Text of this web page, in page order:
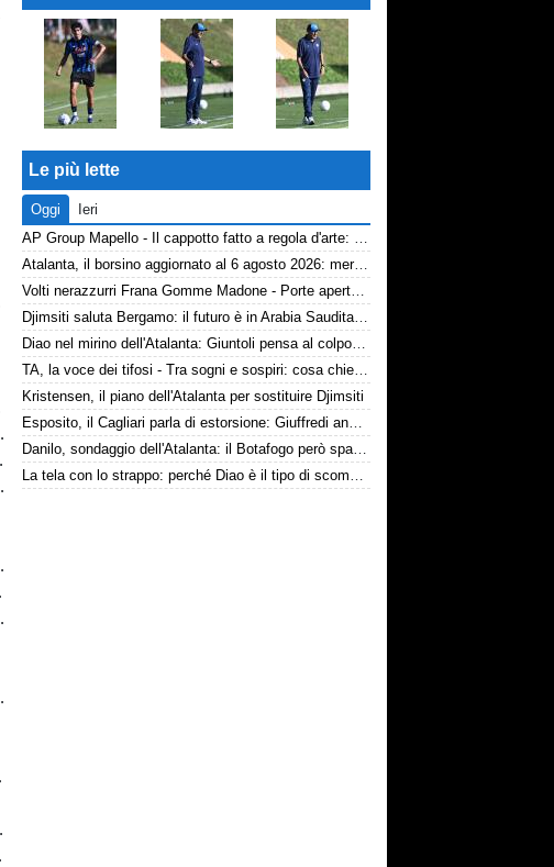
Le più lette
Oggi
Ieri
AP Group Mapello - Il cappotto fatto a regola d'arte: qualità certificata ICMQ
Atalanta, il borsino aggiornato al 6 agosto 2026: mercato in entrata ancora in stand-by. Si lavora sulle cessioni
Volti nerazzurri Frana Gomme Madone - Porte aperte alla New Balance Arena: i volti dei tifosi della Dea
Djimsiti saluta Bergamo: il futuro è in Arabia Saudita! Tre milioni e firma biennale
Diao nel mirino dell'Atalanta: Giuntoli pensa al colpo dal Como
TA, la voce dei tifosi - Tra sogni e sospiri: cosa chiedono davvero i tifosi dell'Atalanta
Kristensen, il piano dell'Atalanta per sostituire Djimsiti
Esposito, il Cagliari parla di estorsione: Giuffredi annuncia denuncia
Danilo, sondaggio dell'Atalanta: il Botafogo però spara alto
La tela con lo strappo: perché Diao è il tipo di scommessa che Giuntoli ama